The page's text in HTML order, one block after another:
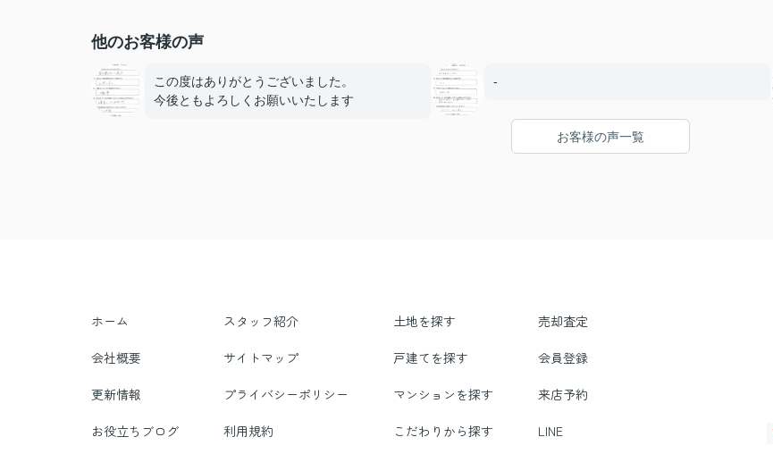
他のお客様の声
この度はありがとうございました。
今後ともよろしくお願いいたします
-
お客様の声一覧
ホーム スタッフ紹介 土地を探す 売却査定
会社概要 サイトマップ 戸建てを探す 会員登録
更新情報 プライバシーポリシー マンションを探す 来店予約
お役立ちブログ 利用規約 こだわりから探す LINE